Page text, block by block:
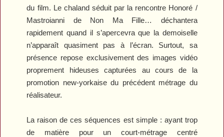
du film. Le chaland séduit par la rencontre Honoré /
Mastroianni de Non Ma Fille…
déchantera
rapidement quand il s’apercevra que la demoiselle
n’apparaît quasiment pas à l’écran. Surtout, sa
présence repose exclusivement des images vidéo
proprement hideuses capturées au cours de la
promotion new-yorkaise du précédent métrage du
réalisateur.
La raison de ces séquences est simple : ayant trop
de matière pour un court-métrage centré